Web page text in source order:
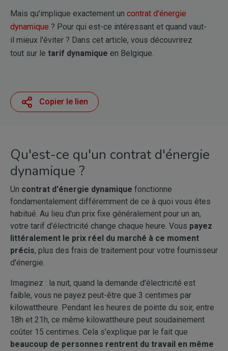
Mais qu'implique exactement un contrat d'énergie
dynamique ? Pour qui est-ce intéressant et quand vaut-
il mieux l'éviter ? Dans cet article, vous découvrirez
tout sur le tarif dynamique en Belgique.
Copier le lien
Qu'est-ce qu'un contrat d'énergie
dynamique ?
Un contrat d'énergie dynamique fonctionne
fondamentalement différemment de ce à quoi vous êtes
habitué. Au lieu d'un prix fixe généralement pour un an,
votre tarif d'électricité change chaque heure. Vous payez
littéralement le prix réel du marché à ce moment
précis, plus des frais de traitement pour votre fournisseur
d'énergie.
Imaginez : la nuit, quand la demande d'électricité est
faible, vous ne payez peut-être que 3 centimes par
kilowattheure. Pendant les heures de pointe du soir, entre
18h et 21h, ce même kilowattheure peut soudainement
coûter 15 centimes. Cela s'explique par le fait que
beaucoup de personnes rentrent du travail en même